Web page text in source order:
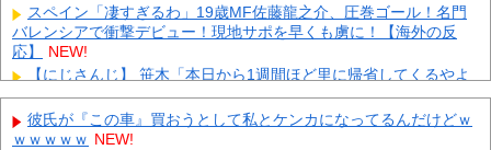
スペイン「凄すぎるわ」19歳MF佐藤龍之介、圧巻ゴール！名門
バレンシアで衝撃デビュー！現地サポを早くも虜に！【海外の反
応】
NEW!
【にじさんじ】 笹木「本日から1週間ほど里に帰省してくるやよ
～。久々に京都満喫してくるっ！」 NEW!
【鹿児島】 突然右折し路面電車と衝突 乗っていた男女3人は車を
放置しダッシュで逃走中
彼氏が『この車』買おうとして私とケンカになってるんだけどｗ
ｗｗｗｗｗ NEW!